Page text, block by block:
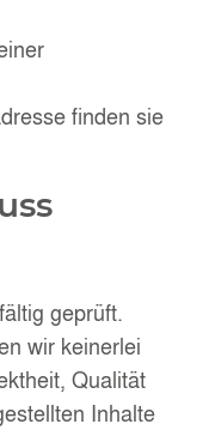
finden sie
geprüft.
wir keinerlei
Qualität
Inhalte